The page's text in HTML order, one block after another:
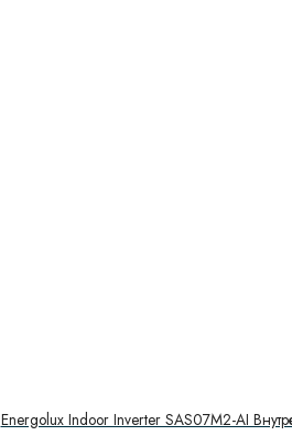
Energolux Indoor Inverter SAS07M2-AI